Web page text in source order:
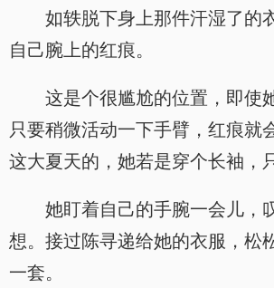
如轶脱下身上那件汗湿了的
自己腕上的红痕。
这是个很尴尬的位置，即使
只要稍微活动一下手臂，红痕就
这大夏天的，她若是穿个长袖，
她盯着自己的手腕一会儿，
想。接过陈寻递给她的衣服，松
一套。